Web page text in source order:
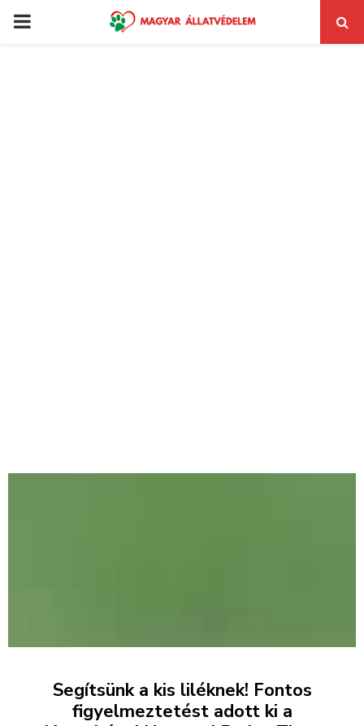
PRIMARY
Segítsünk a kis liléknek! Fontos
figyelmeztetést adott ki a